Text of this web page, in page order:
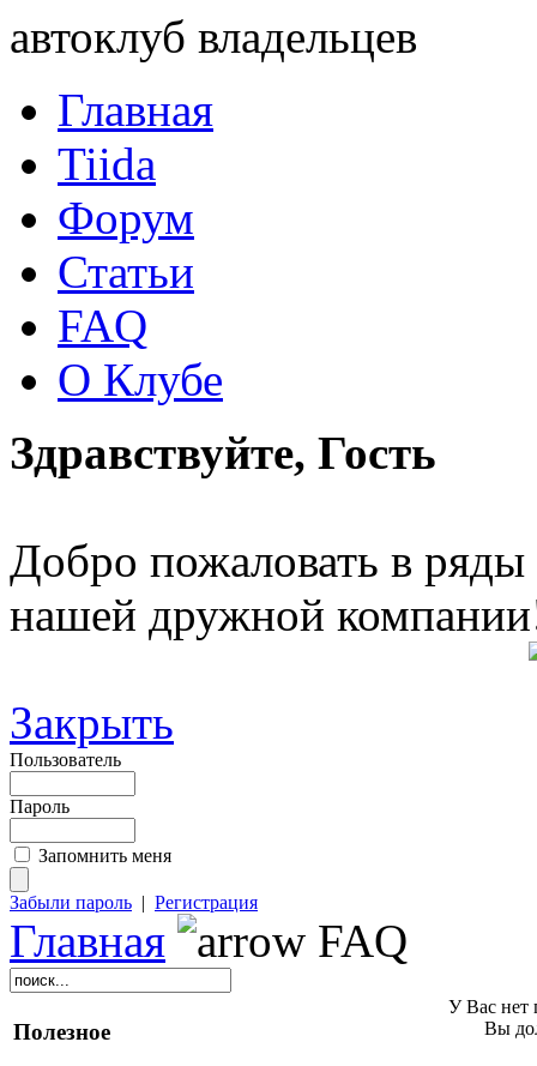
автоклуб владельцев
Главная
Tiida
Форум
Статьи
FAQ
О Клубе
Здравствуйте, Гость
Добро пожаловать в ряды
нашей дружной
Закрыть
Пользователь
Пароль
Запомнить меня
Забыли пароль | Регистрация
Главная FAQ
Полезное
У Вас нет
Вы